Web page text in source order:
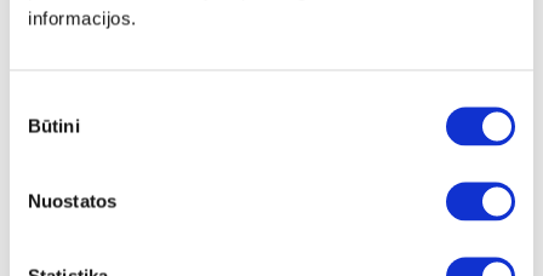
informacijos.
pasirinkimas
Būtini
Nuostatos